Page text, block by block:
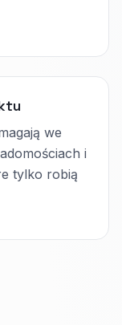
we
i
tylko robią